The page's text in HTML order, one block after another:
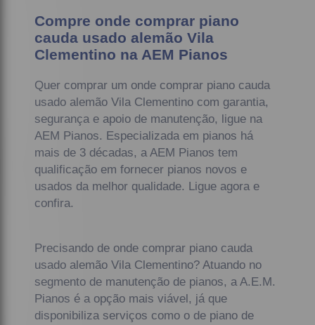
Compre onde comprar piano
cauda usado alemão Vila
Clementino na AEM Pianos
Quer comprar um onde comprar piano cauda
usado alemão Vila Clementino com garantia,
segurança e apoio de manutenção, ligue na
AEM Pianos. Especializada em pianos há
mais de 3 décadas, a AEM Pianos tem
qualificação em fornecer pianos novos e
usados da melhor qualidade. Ligue agora e
confira.
Precisando de onde comprar piano cauda
usado alemão Vila Clementino? Atuando no
segmento de manutenção de pianos, a A.E.M.
Pianos é a opção mais viável, já que
disponibiliza serviços como o de piano de